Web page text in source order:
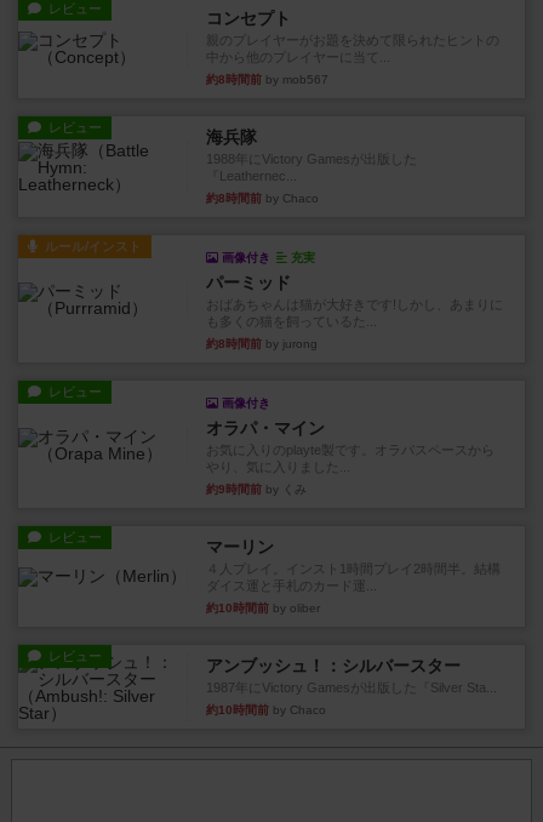
レビュー コンセプト
親のプレイヤーがお題を決めて限られたヒントの
中から他のプレイヤーに当て...
約8時間前 by mob567
レビュー 海兵隊
1988年にVictory Gamesが出版した
『Leathernec...
約8時間前 by Chaco
ルール/インスト
画像付き 充実
パーミッド
おばあちゃんは猫が大好きです!しかし、あまりに
も多くの猫を飼っているた...
約8時間前 by jurong
レビュー
画像付き
オラパ・マイン
お気に入りのplayte製です。オラパスペースから
やり、気に入りました...
約9時間前 by くみ
レビュー マーリン
４人プレイ。インスト1時間プレイ2時間半。結構
ダイス運と手札のカード運...
約10時間前 by oliber
レビュー アンブッシュ！：シルバースター
1987年にVictory Gamesが出版した『Silver Sta...
約10時間前 by Chaco